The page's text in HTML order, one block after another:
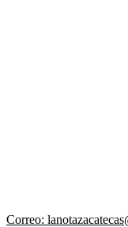
Correo: